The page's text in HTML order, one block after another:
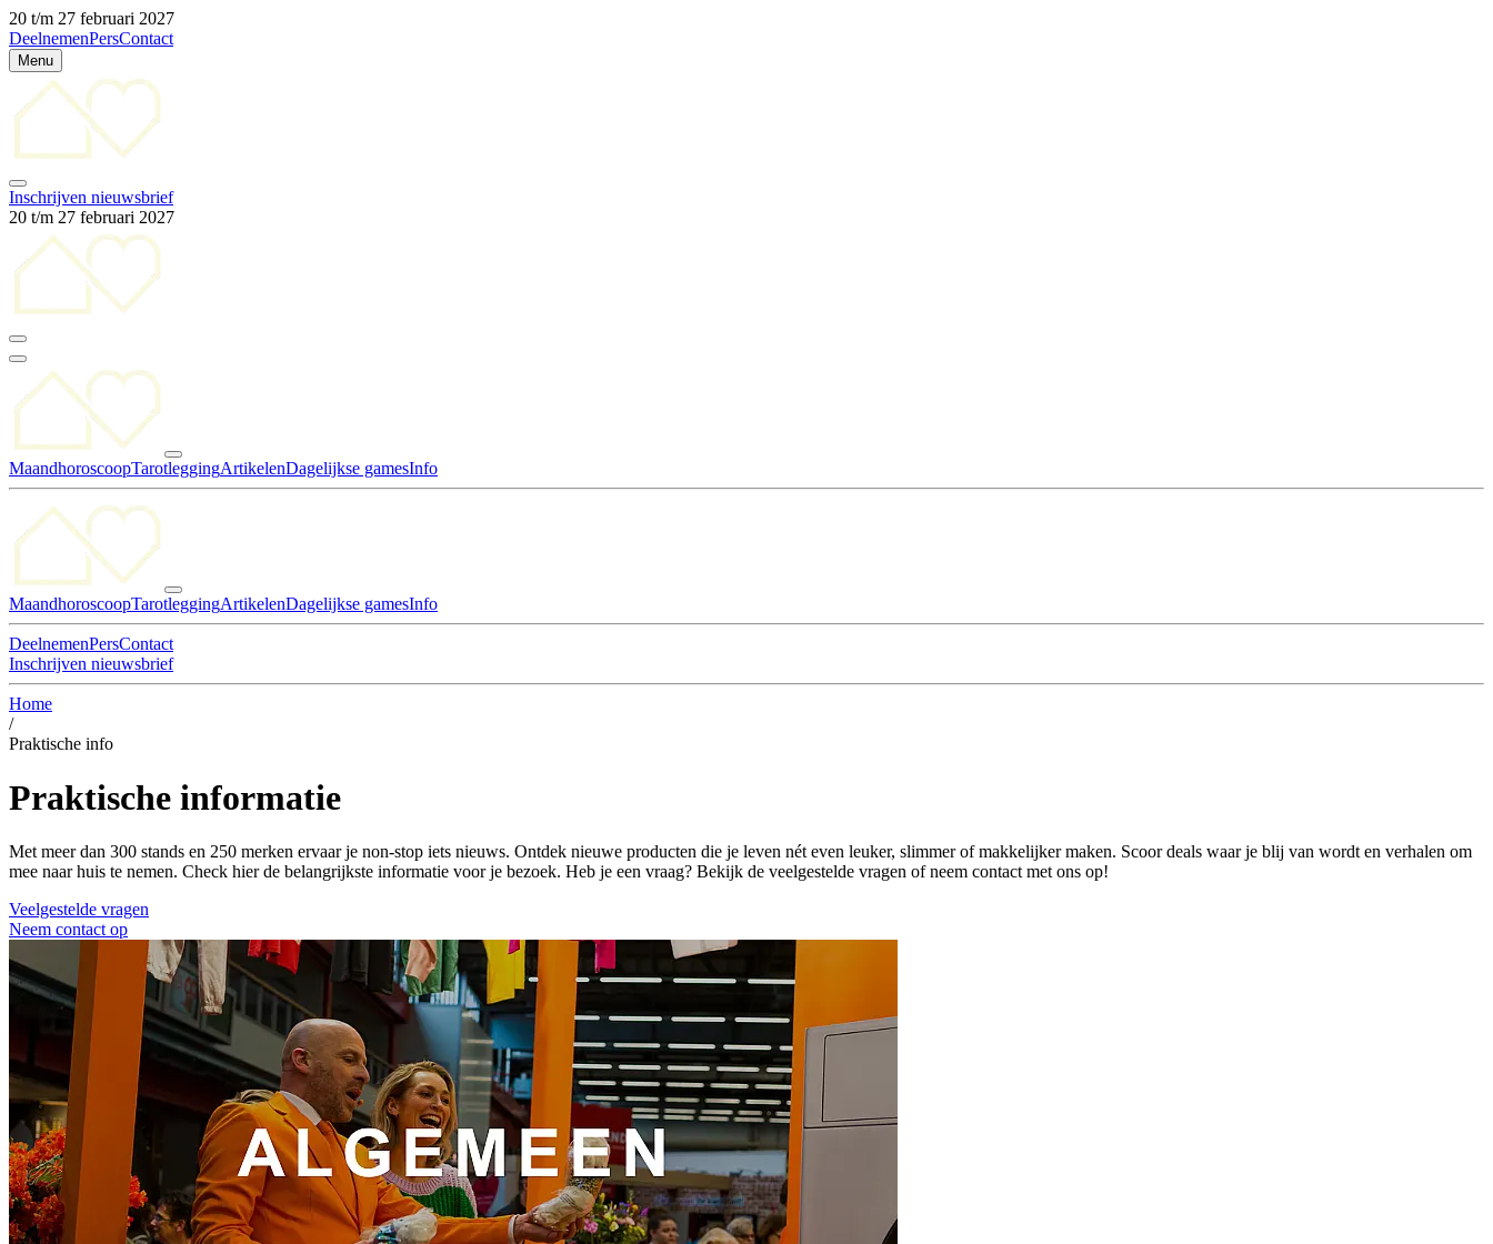
20 t/m 27 februari 2027
DeelnemenPersContact
Menu
Inschrijven nieuwsbrief
20 t/m 27 februari 2027
MaandhoroscoopTarotleggingArtikelenDagelijkse gamesInfo
MaandhoroscoopTarotleggingArtikelenDagelijkse gamesInfo
DeelnemenPersContact
Inschrijven nieuwsbrief
Home
/
Praktische info
Praktische informatie
Met meer dan 300 stands en 250 merken ervaar je non-stop iets nieuws. Ontdek nieuwe producten die je leven nét even leuker, slimmer of makkelijker maken. Scoor deals waar je blij van wordt en verhalen om
mee naar huis te nemen. Check hier de belangrijkste informatie voor je bezoek. Heb je een vraag? Bekijk de veelgestelde vragen of neem contact met ons op!
Veelgestelde vragen
Neem contact op